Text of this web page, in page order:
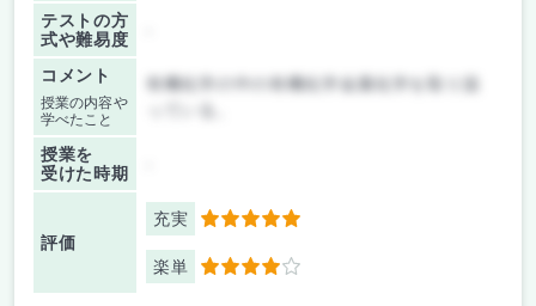
テストの方
式や難易度
コメント
授業の内容や
学べたこと
有機化学の中の有機化学金属化学を取り扱
授業を
受けた時期
評価
充実 5
楽単 4